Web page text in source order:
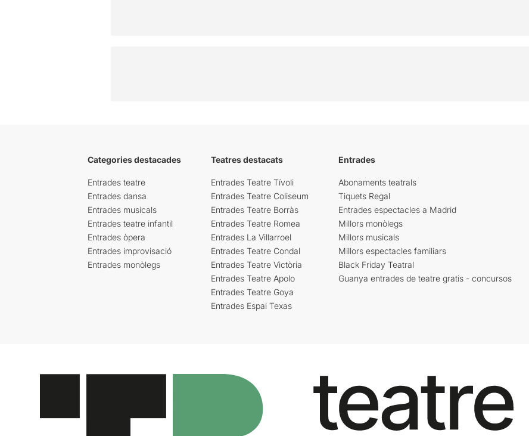
Categories destacades
Entrades teatre
Entrades dansa
Entrades musicals
Entrades teatre infantil
Entrades òpera
Entrades improvisació
Entrades monòlegs
Teatres destacats
Entrades Teatre Tívoli
Entrades Teatre Coliseum
Entrades Teatre Borràs
Entrades Teatre Romea
Entrades La Villarroel
Entrades Teatre Condal
Entrades Teatre Victòria
Entrades Teatre Apolo
Entrades Teatre Goya
Entrades Espai Texas
Entrades
Abonaments teatrals
Tiquets Regal
Entrades espectacles a Madrid
Millors monòlegs
Millors musicals
Millors espectacles familiars
Black Friday Teatral
Guanya entrades de teatre gratis - concursos